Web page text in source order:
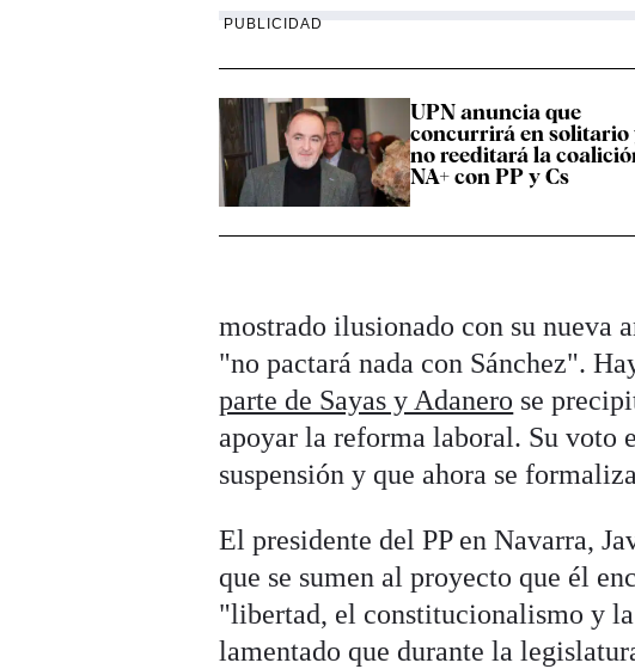
PUBLICIDAD
UPN anuncia que
concurrirá en solitario
no reeditará la
NA+ con PP y Cs
mostrado ilusionado con su nueva
"no pactará nada con Sánchez".
parte de Sayas y Adanero se
apoyar la reforma laboral. Su voto
suspensión y que ahora se
El presidente del PP en Navarra,
que se sumen al proyecto que él
"libertad, el constitucionalismo y
lamentado que durante la